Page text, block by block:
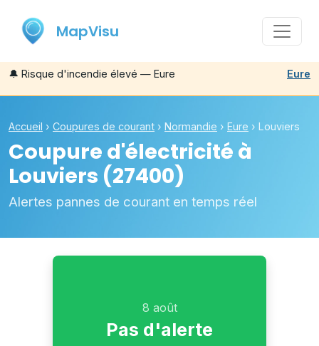
MapVisu
🔔 Risque d'incendie élevé — Eure Eure
Accueil › Coupures de courant › Normandie › Eure › Louviers
Coupure d'électricité à
Louviers (27400)
Alertes pannes de courant en temps réel
8 août
Pas d'alerte